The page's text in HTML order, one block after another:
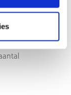
| 6,0
NVO